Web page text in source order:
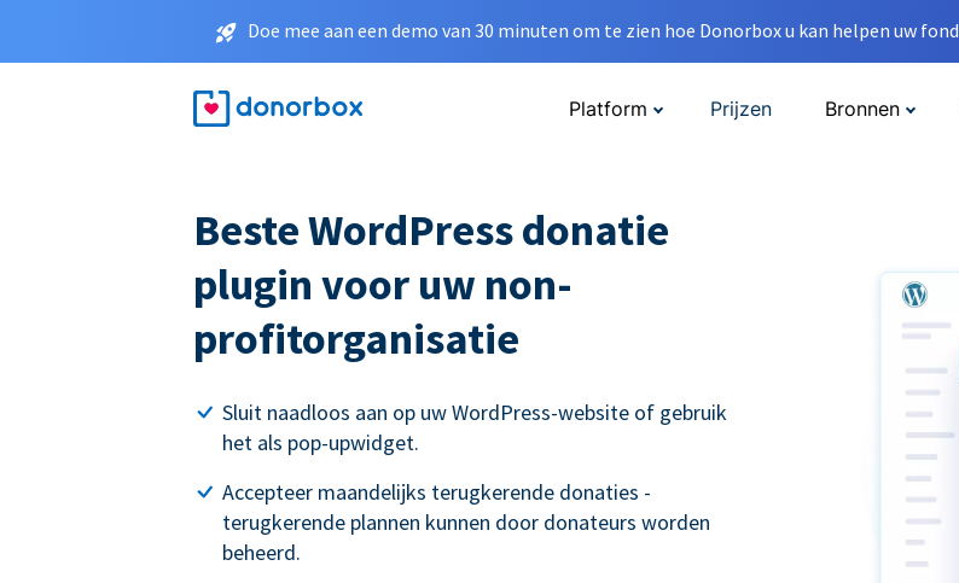
Doe mee aan een demo van 30 minuten om te zien hoe Donorbox u kan helpen uw
Platform Prijzen Bronnen
Beste WordPress donatie
plugin voor uw non-
profitorganisatie
Sluit naadloos aan op uw WordPress-website of gebruik
het als pop-upwidget.
Accepteer maandelijks terugkerende donaties -
terugkerende plannen kunnen door donateurs worden
beheerd.